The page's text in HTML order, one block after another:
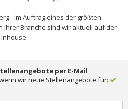
- Im Auftrag eines der größten
ihrer Branche sind wir aktuell auf der
Inhouse
per E-Mail
wir neue Stellenangebote für: